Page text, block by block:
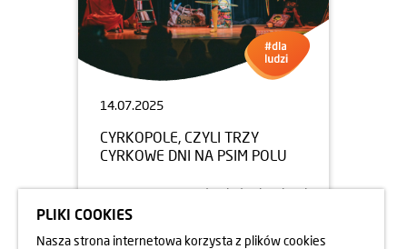
14.07.2025
CYRKOPOLE, CZYLI TRZY
CYRKOWE DNI NA PSIM POLU
dowiedz się więcej
PLIKI COOKIES
Nasza strona internetowa korzysta z plików cookies